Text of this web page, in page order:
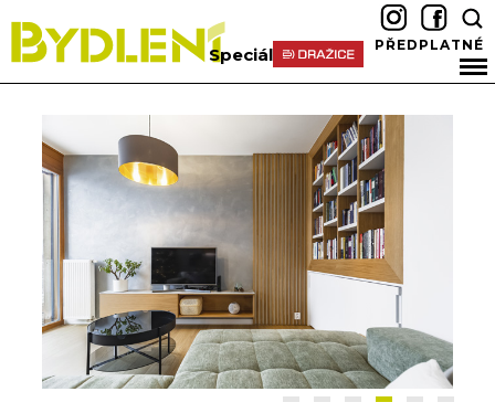
Speciál PŘEDPLATNÉ